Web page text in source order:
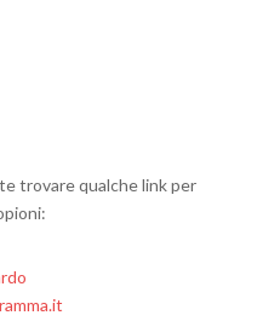
trovare qualche link per